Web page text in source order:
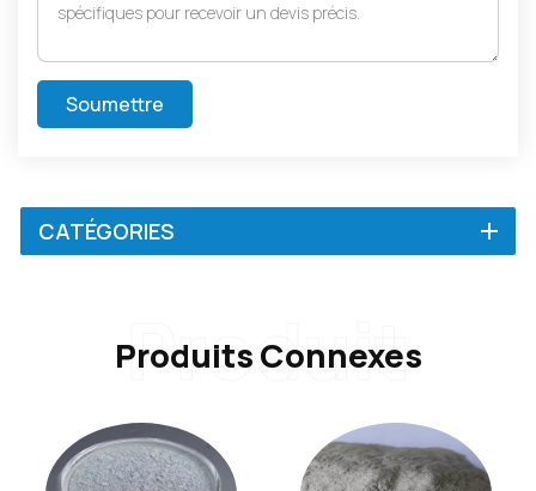
Soumettre
CATÉGORIES
Produits Connexes
Produit